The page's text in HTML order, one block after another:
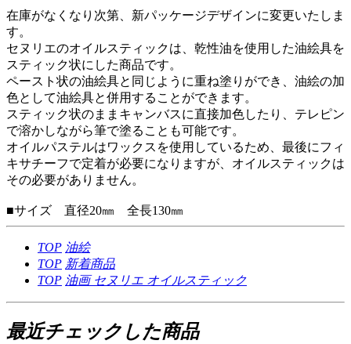
在庫がなくなり次第、新パッケージデザインに変更いたしま
す。
セヌリエのオイルスティックは、乾性油を使用した油絵具を
スティック状にした商品です。
ペースト状の油絵具と同じように重ね塗りができ、油絵の加
色として油絵具と併用することができます。
スティック状のままキャンバスに直接加色したり、テレピン
で溶かしながら筆で塗ることも可能です。
オイルパステルはワックスを使用しているため、最後にフィ
キサチーフで定着が必要になりますが、オイルスティックは
その必要がありません。
■サイズ 直径20㎜ 全長130㎜
TOP 油絵
TOP 新着商品
TOP 油画セヌリエ オイルスティック
最近チェックした商品